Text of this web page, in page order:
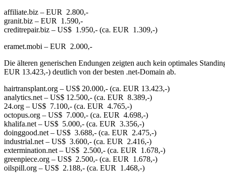
affiliate.biz – EUR 2.800,-
granit.biz – EUR 1.590,-
creditrepair.biz – US$ 1.950,- (ca. EUR 1.309,-)
eramet.mobi – EUR 2.000,-
Die älteren generischen Endungen zeigten auch kein optimales
EUR 13.423,-) deutlich von der besten .net-Domain ab.
hairtransplant.org – US$ 20.000,- (ca. EUR 13.423,-)
analytics.net – US$ 12.500,- (ca. EUR 8.389,-)
24.org – US$ 7.100,- (ca. EUR 4.765,-)
octopus.org – US$ 7.000,- (ca. EUR 4.698,-)
khalifa.net – US$ 5.000,- (ca. EUR 3.356,-)
doinggood.net – US$ 3.688,- (ca. EUR 2.475,-)
industrial.net – US$ 3.600,- (ca. EUR 2.416,-)
extermination.net – US$ 2.500,- (ca. EUR 1.678,-)
greenpiece.org – US$ 2.500,- (ca. EUR 1.678,-)
oilspill.org – US$ 2.188,- (ca. EUR 1.468,-)